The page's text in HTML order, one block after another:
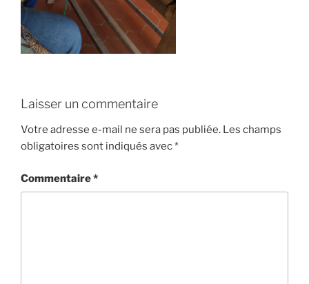
Laisser un commentaire
Votre adresse e-mail ne sera pas publiée. Les champs
obligatoires sont indiqués avec*
Commentaire*